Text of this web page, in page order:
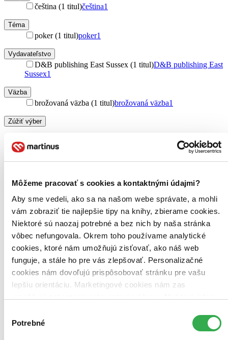
Môžeme pracovať s cookies a kontaktnými údajmi?
Aby sme vedeli, ako sa na našom webe správate, a mohli
vám zobraziť tie najlepšie tipy na knihy, zbierame cookies.
Niektoré sú naozaj potrebné a bez nich by naša stránka
vôbec nefungovala. Okrem toho používame analytické
cookies, ktoré nám umožňujú zisťovať, ako náš web
funguje, a stále ho pre vás zlepšovať. Personalizačné
cookies nám dovoľujú prispôsobovať stránku pre vašu
lepšiu orientáciu. Marketingové cookies nám zas
keby sme mohli používať všetky tieto cookies. Ďakujeme!
súhlasu
Potrebné
čeština (1 titul)čeština1
Téma
poker (1 titul)poker1
Vydavateľstvo
D&B publishing East Sussex (1 titul)D&B publishing East
Sussex1
Väzba
brožovaná väzba (1 titul)brožovaná väzba1
Zúžiť výber
Zoradiť
Top hodnotené
Novinky
Najdrahšie
Najlacnejšie
Najvyššia zľava
Použité filtre
Zrušiť filtre
Knihydostupné